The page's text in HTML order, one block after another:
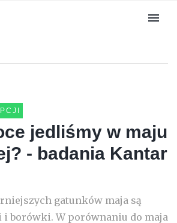
jedliśmy w maju
- badania Kantar
gatunków maja są
i borówki. W porównaniu do maja